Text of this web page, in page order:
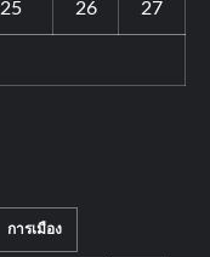
25 26 27
การเมือง